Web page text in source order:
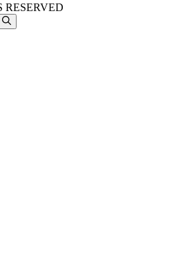
RESERVED